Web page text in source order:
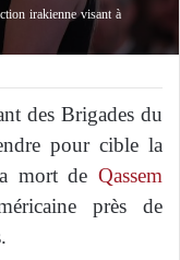
irakienne visant à
des Brigades du
pour cible la
mort de Qassem
près de